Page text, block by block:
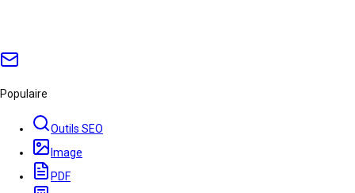
Populaire
Outils SEO
Image
PDF